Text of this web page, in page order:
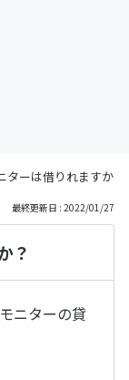
ーは借りれますか？
最終更新日 : 2022/01/27
？
ニターの貸